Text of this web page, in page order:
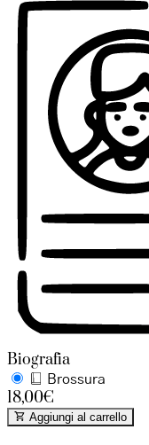
Biografia
Brossura
18,00€
Aggiungi al carrello